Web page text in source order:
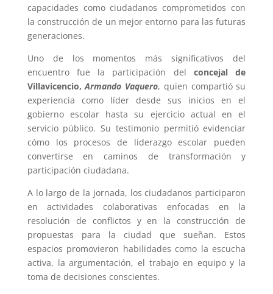
capacidades como ciudadanos comprometidos con
la construcción de un mejor entorno para las futuras
generaciones.
Uno de los momentos más significativos del
encuentro fue la participación del concejal de
Villavicencio,Armando Vaquero, quien compartió su
experiencia como líder desde sus inicios en el
gobierno escolar hasta su ejercicio actual en el
servicio público. Su testimonio permitió evidenciar
cómo los procesos de liderazgo escolar pueden
convertirse en caminos de transformación y
participación ciudadana.
A lo largo de la jornada, los ciudadanos participaron
en actividades colaborativas enfocadas en la
resolución de conflictos y en la construcción de
propuestas para la ciudad que sueñan. Estos
espacios promovieron habilidades como la escucha
activa, la argumentación, el trabajo en equipo y la
toma de decisiones conscientes.